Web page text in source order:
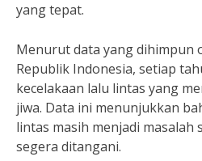
yang tepat.
Menurut data yang dihimpun
Republik Indonesia, setiap
kecelakaan lalu lintas yang
jiwa. Data ini menunjukkan
lintas masih menjadi masalah
segera ditangani.